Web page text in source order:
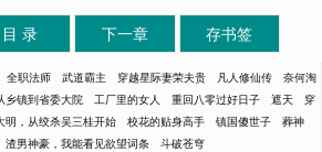
目 录 下一章 存书签
全职法师 武道霸主 穿越星际妻荣夫贵 凡人修仙传
奈何淘
乡镇到省委大院 工厂里的女人 重回八零过好日子 遮天
穿
明，从绞杀吴三桂开始 校花的贴身高手 镇国傻世子
葬神
渣男神豪，我能看见欲望词条 斗破苍穹